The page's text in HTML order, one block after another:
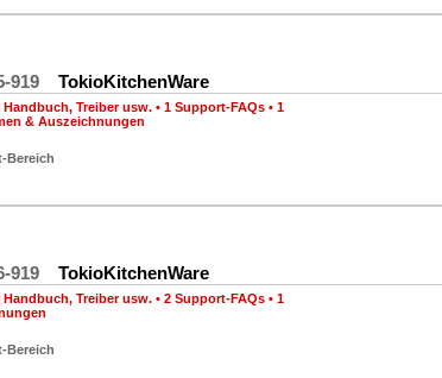
919 TokioKitchenWare
Treiber usw. • 1 Support-FAQs • 1
& Auszeichnungen
Bereich
919 TokioKitchenWare
Treiber usw. • 2 Support-FAQs • 1
Bereich